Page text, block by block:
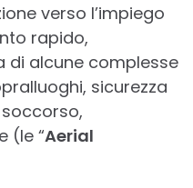
verso l’impiego
rapido,
di alcune complesse
sicurezza
(le “Aerial